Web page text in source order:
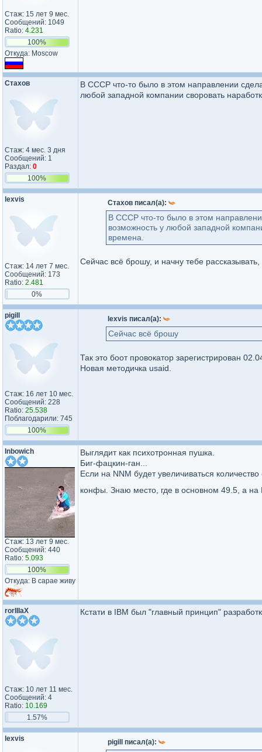
Стаж: 15 лет 9 мес.
Сообщений: 1049
Ratio: 4.231
100%
Откуда: Moscow
Стахов
Стаж: 4 мес. 3 дня
Сообщений: 1
Раздал: 0
100%
В СССР что-то было в этом направлении
любой западной компании своровать
lexvis
Стаж: 14 лет 7 мес.
Сообщений: 173
Ratio: 2.481
0%
Стахов писал(а):
В СССР что-то было в этом
возможность у любой западной
времена.
Сейчас всё брошу, и начну тебе
pigill
Стаж: 16 лет 10 мес.
Сообщений: 228
Ratio: 25.538
Поблагодарили: 745
100%
lexvis писал(а):
Сейчас всё брошу
Так это боот провокатор зарегистрирован
Новая методичка usaid.
Inbowich
Стаж: 13 лет 9 мес.
Сообщений: 440
Ratio: 5.093
100%
Откуда: В сарае живу
Выглядит как психотронная пушка.
Биг-фацкин-ган...
Если на NNM будет увеличиваться
конфы. Знаю место, где в основном 49.5, а
rorIIIaX
Стаж: 10 лет 11 мес.
Сообщений: 4
Ratio: 10.169
1.57%
Кстати в IBM был "главный принцип"
lexvis pigill писал(а):